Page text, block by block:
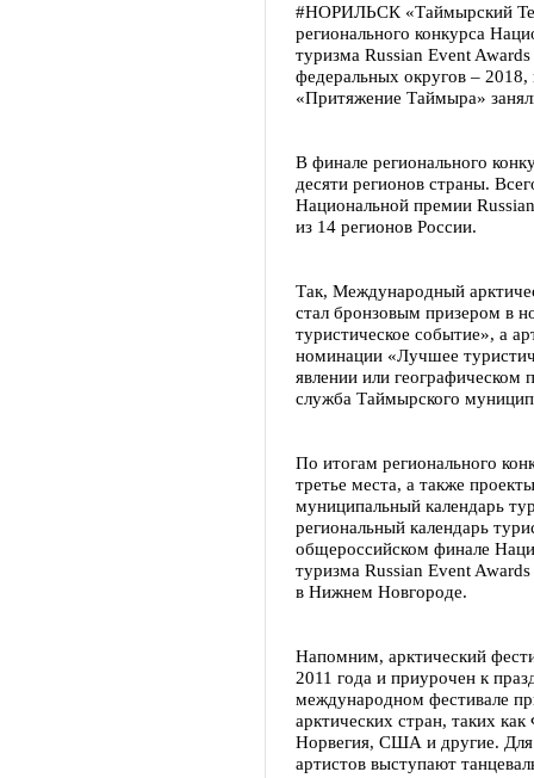
#НОРИЛЬСК «Таймырский
регионального конкурса
туризма Russian Event
федеральных округов –
«Притяжение Таймыра»
В финале регионального
десяти регионов страны.
Национальной премии
из 14 регионов России.
Так, Международный
стал бронзовым призером в
туристическое событие», а
номинации «Лучшее
явлении или
служба Таймырского
По итогам регионального
третье места, а также
муниципальный календарь
региональный календарь
общероссийском финале
туризма Russian Event
в Нижнем Новгороде.
Напомним, арктический
2011 года и приурочен к
международном фестивале
арктических стран, таких
Норвегия, США и другие. Для
артистов выступают